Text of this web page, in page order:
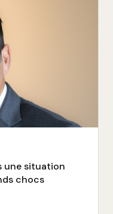
une situation
chocs